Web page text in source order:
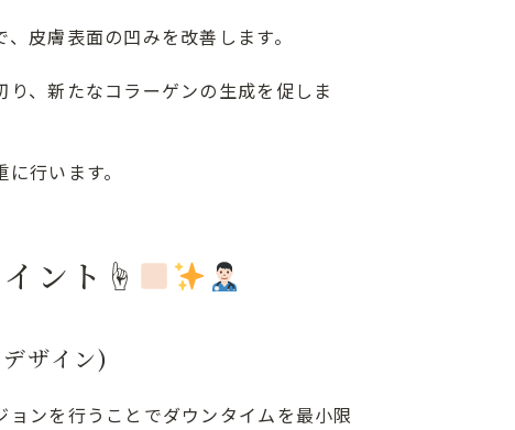
皮膚表面の凹みを改善します。
、新たなコラーゲンの生成を促しま
行います。
ント☝
ザイン)
ンを行うことでダウンタイムを最小限